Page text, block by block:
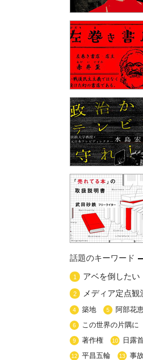
話題のキーワード
1 アベを倒したい
2 メディア定点観
4 築地 5 阿部花
6 この世界の片隅に
9 著作権 10 日露
12 平昌五輪 13 事故